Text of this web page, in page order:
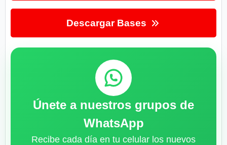
Descargar Bases
Únete a nuestros grupos de
WhatsApp
Recibe cada día en tu celular los nuevos